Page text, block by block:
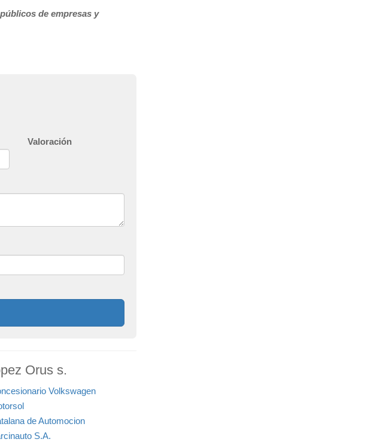
de empresas y
Valoración
Orus s.
Volkswagen
de Automocion
S.A.